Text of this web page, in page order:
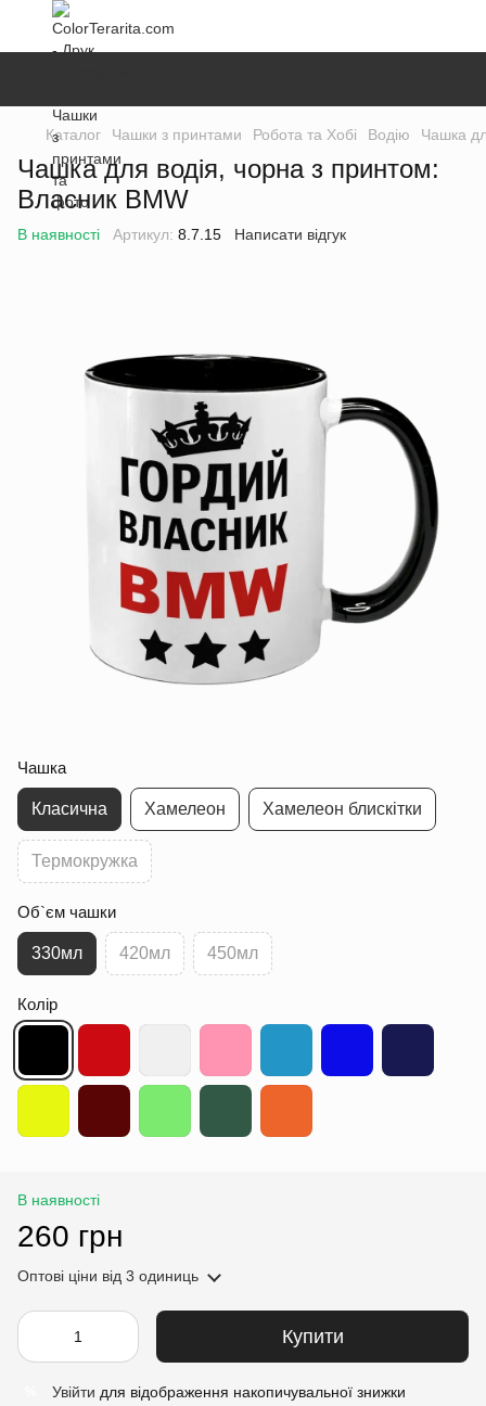
Каталог Чашки з принтами Робота та Хобі Водію Чашка
Чашка для водія, чорна з принтом:
Власник BMW
В наявності Артикул: 8.7.15 Написати відгук
Чашка
Класична Хамелеон Хамелеон блискітки
Термокружка
Об`єм чашки
330мл 420мл 450мл
Колір
В наявності
260 грн
Оптові ціни від 3 одиниць
Купити
Увійти для відображення накопичувальної знижки